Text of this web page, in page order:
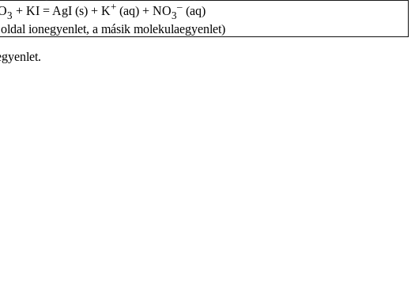
3 + KI = AgI (s) + K+(aq) + NO3
–(aq)
ionegyenlet, a másik molekulaegyenlet)